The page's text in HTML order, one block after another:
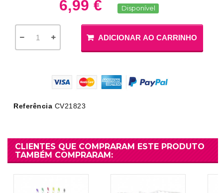
6,99 € Disponível
ADICIONAR AO CARRINHO
Referência CV21823
CLIENTES QUE COMPRARAM ESTE PRODUTO
TAMBÉM COMPRARAM: